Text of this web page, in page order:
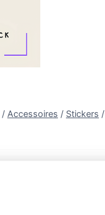
/ Accessoires / Stickers /